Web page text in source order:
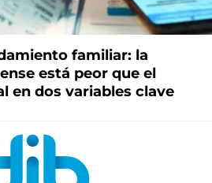
familiar: la
está peor que el
en dos variables clave